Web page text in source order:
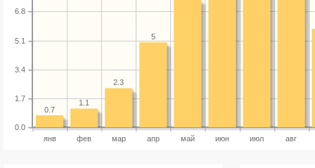
янв фев мар апр май июн июл авг
0.0
1.7
3.4
5.1
6.8
5
2.3
1.1
0.7